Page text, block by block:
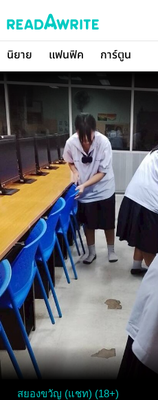
นิยาย แฟนฟิค การ์ตูน
สยองขวัญ (แชท) (18+)